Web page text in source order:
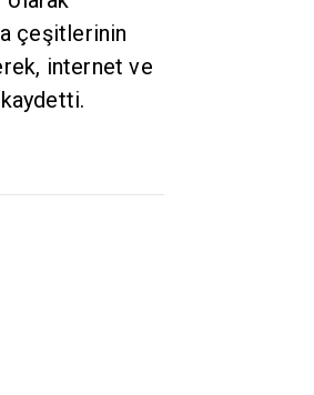
çeşitlerinin
internet ve